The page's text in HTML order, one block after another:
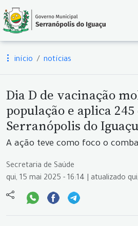
início notícias
Dia D de vacinação
população e aplica 245
Serranópolis do Iguaçu
A ação teve como foco o
Secretaria de Saúde
qui, 15 mai 2025 - 16:14 | atualizado